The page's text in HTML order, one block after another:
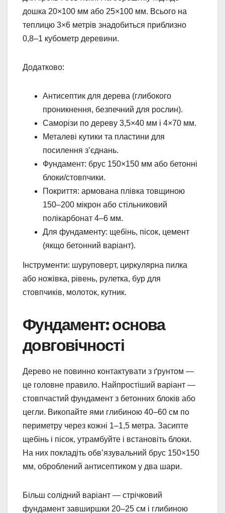
дошка 20×100 мм або 25×100 мм. Всього на
теплицю 3×6 метрів знадобиться приблизно
0,8–1 кубометр деревини.
Додатково:
Антисептик для дерева (глибокого
проникнення, безпечний для рослин).
Саморізи по дереву 3,5×40 мм і 4×70 мм.
Металеві кутики та пластини для
посилення з’єднань.
Фундамент: брус 150×150 мм або бетонні
блоки/стовпчики.
Покриття: армована плівка товщиною
150–200 мікрон або стільниковий
полікарбонат 4–6 мм.
Для фундаменту: щебінь, пісок, цемент
(якщо бетонний варіант).
Інструменти: шуруповерт, циркулярна пилка
або ножівка, рівень, рулетка, бур для
стовпчиків, молоток, кутник.
Фундамент: основа
довговічності
Дерево не повинно контактувати з ґрунтом —
це головне правило. Найпростіший варіант —
стовпчастий фундамент з бетонних блоків або
цегли. Викопайте ями глибиною 40–60 см по
периметру через кожні 1–1,5 метра. Засипте
щебінь і пісок, утрамбуйте і встановіть блоки.
На них покладіть обв’язувальний брус 150×150
мм, оброблений антисептиком у два шари.
Більш солідний варіант — стрічковий
фундамент завширшки 20–25 см і глибиною